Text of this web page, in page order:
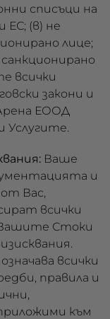
списъци на
ЕС; (в) не
лице;
всички
закони и
ЕООД
Услугите.
Ваше
и
Вас,
всички
Вашите Стоки
всички
правила и
към